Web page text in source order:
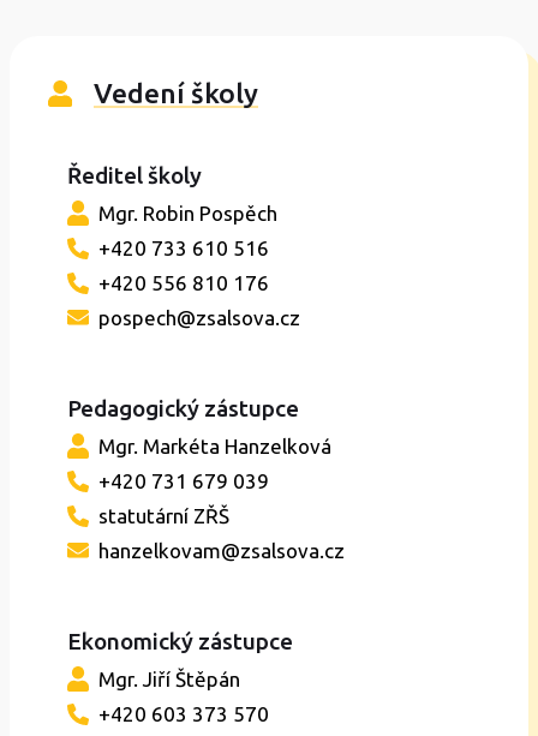
Vedení školy
Ředitel školy
Mgr. Robin Pospěch
+420 733 610 516
+420 556 810 176
pospech@zsalsova.cz
Pedagogický zástupce
Mgr. Markéta Hanzelková
+420 731 679 039
statutární ZŘŠ
hanzelkovam@zsalsova.cz
Ekonomický zástupce
Mgr. Jiří Štěpán
+420 603 373 570